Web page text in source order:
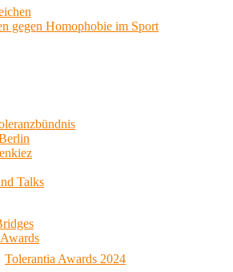
gegen Homophobie im Sport
Talks
Tolerantia Awards 2024